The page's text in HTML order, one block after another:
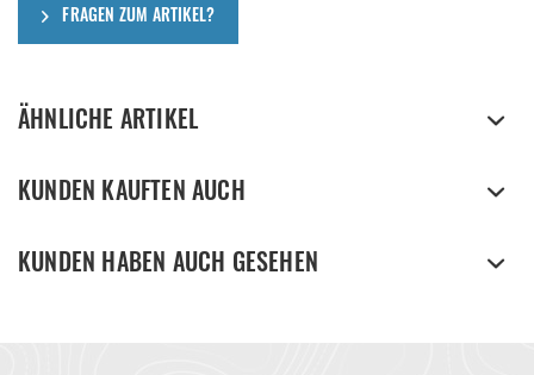
FRAGEN ZUM ARTIKEL?
ÄHNLICHE ARTIKEL
KUNDEN KAUFTEN AUCH
KUNDEN HABEN AUCH GESEHEN